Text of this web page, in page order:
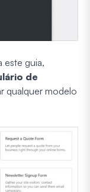
este guia,
de
qualquer modelo